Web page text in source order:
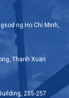
ng Ho Chi Minh,
Thanh Xuan
255-257